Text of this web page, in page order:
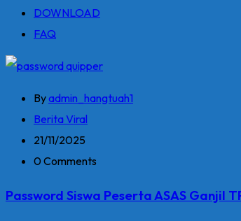
DOWNLOAD
FAQ
Byadmin_hangtuah1
Berita Viral
21/11/2025
0 Comments
Password Siswa Peserta ASAS Ganjil